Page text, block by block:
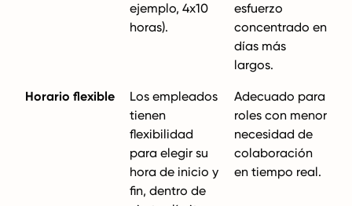
ejemplo, 4x10
horas).
esfuerzo
concentrado en
días más
largos.
Horario flexible
Los empleados
tienen
flexibilidad
para elegir su
hora de inicio y
fin, dentro de
Adecuado para
roles con menor
necesidad de
colaboración
en tiempo real.